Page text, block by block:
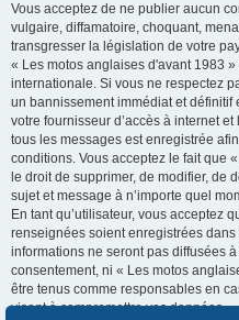
Vous acceptez de ne publier aucun
vulgaire, diffamatoire, choquant,
transgresser la législation de votre
« Les motos anglaises d'avant 1983
internationale. Si vous ne respectez
un bannissement immédiat et définitif
votre fournisseur d’accès à internet
tous les messages est enregistrée
conditions. Vous acceptez le fait que
le droit de supprimer, de modifier, de
sujet et message à n’importe quel
En tant qu’utilisateur, vous acceptez
renseignées soient enregistrées
informations ne seront pas diffusées
consentement, ni « Les motos
être tenus comme responsables en
visant à compromettre vos données.